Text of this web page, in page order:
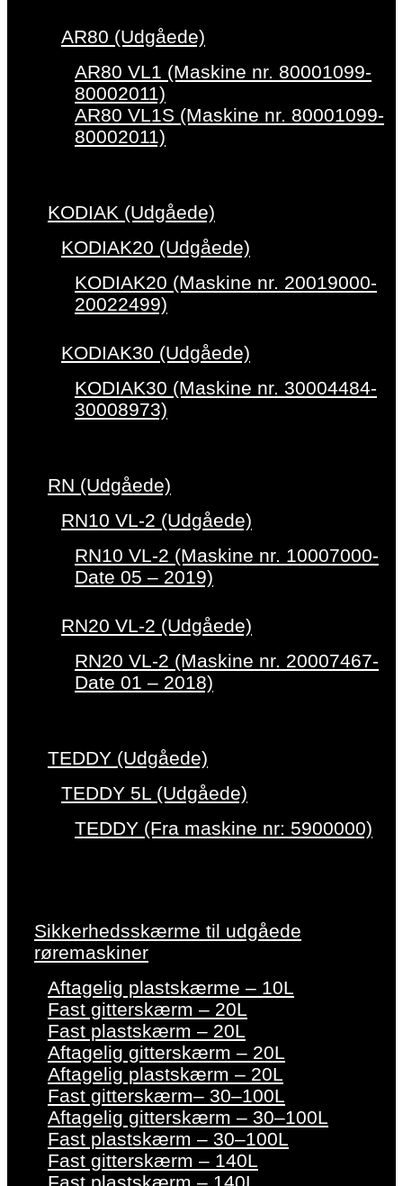
AR80 (Udgåede)
AR80 VL1 (Maskine nr. 80001099-
80002011)
AR80 VL1S (Maskine nr. 80001099-
80002011)
KODIAK (Udgåede)
KODIAK20 (Udgåede)
KODIAK20 (Maskine nr. 20019000-
20022499)
KODIAK30 (Udgåede)
KODIAK30 (Maskine nr. 30004484-
30008973)
RN (Udgåede)
RN10 VL-2 (Udgåede)
RN10 VL-2 (Maskine nr. 10007000-
Date 05 – 2019)
RN20 VL-2 (Udgåede)
RN20 VL-2 (Maskine nr. 20007467-
Date 01 – 2018)
TEDDY (Udgåede)
TEDDY 5L (Udgåede)
TEDDY (Fra maskine nr: 5900000)
Sikkerhedsskærme til udgåede
røremaskiner
Aftagelig plastskærme – 10L
Fast gitterskærm – 20L
Fast plastskærm – 20L
Aftagelig gitterskærm – 20L
Aftagelig plastskærm – 20L
Fast gitterskærm– 30–100L
Aftagelig gitterskærm – 30–100L
Fast plastskærm – 30–100L
Fast gitterskærm – 140L